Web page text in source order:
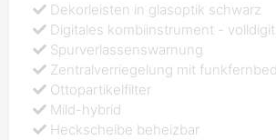
Dekorleisten in glasoptik schwarz
Digitales kombiinstrument -
Spurverlassenswarnung
Zentralverriegelung mit
Ottopartikelfilter
Mild-hybrid
Heckscheibe beheizbar